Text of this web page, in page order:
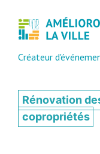
Créateur
Rénovation
copropriétés